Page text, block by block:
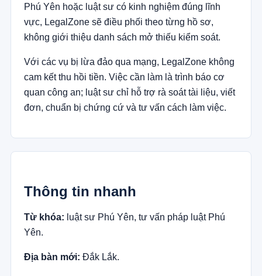
Phú Yên hoặc luật sư có kinh nghiệm đúng lĩnh
vực, LegalZone sẽ điều phối theo từng hồ sơ,
không giới thiệu danh sách mở thiếu kiểm soát.
Với các vụ bị lừa đảo qua mạng, LegalZone không
cam kết thu hồi tiền. Việc cần làm là trình báo cơ
quan công an; luật sư chỉ hỗ trợ rà soát tài liệu, viết
đơn, chuẩn bị chứng cứ và tư vấn cách làm việc.
Thông tin nhanh
Từ khóa: luật sư Phú Yên, tư vấn pháp luật Phú
Yên.
Địa bàn mới: Đắk Lắk.